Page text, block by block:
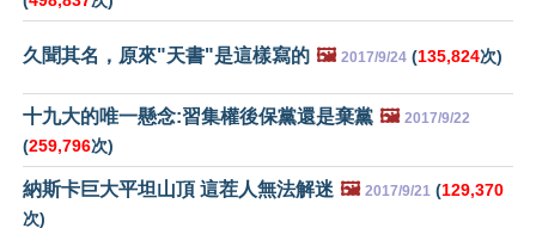
久聞其名，原來"天書"是這樣寫的 🖼️ 2017/9/24 (135,824次)
十九大的唯一懸念:習集權後保黨還是棄黨 🖼️ 2017/9/22
(259,796次)
納斯卡巨大平坦山頂 這茬人無法解迷 🖼️ 2017/9/21 (129,370
次)